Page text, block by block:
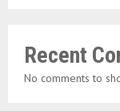
Recent
No comments to